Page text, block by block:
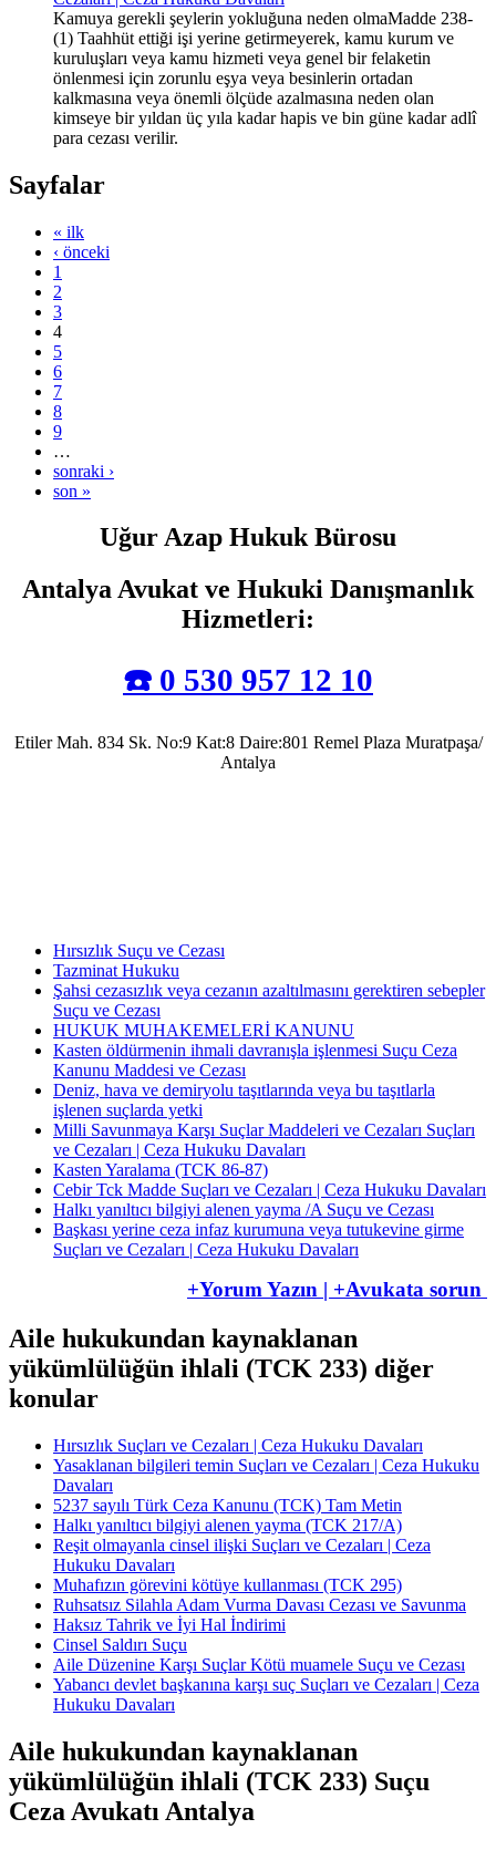
Kamuya gerekli şeylerin yokluğuna neden olmaMadde 238-
(1) Taahhüt ettiği işi yerine getirmeyerek, kamu kurum ve
kuruluşları veya kamu hizmeti veya genel bir felaketin
önlenmesi için zorunlu eşya veya besinlerin ortadan
kalkmasına veya önemli ölçüde azalmasına neden olan
kimseye bir yıldan üç yıla kadar hapis ve bin güne kadar adlî
para cezası verilir.
Sayfalar
« ilk
‹ önceki
1
2
3
4
5
6
7
8
9
…
sonraki ›
son »
Uğur Azap Hukuk Bürosu
Antalya Avukat ve Hukuki Danışmanlık
Hizmetleri:
☎️ 0 530 957 12 10
Etiler Mah. 834 Sk. No:9 Kat:8 Daire:801 Remel Plaza Muratpaşa/
Antalya
Hırsızlık Suçu ve Cezası
Tazminat Hukuku
Şahsi cezasızlık veya cezanın azaltılmasını gerektiren sebepler
Suçu ve Cezası
HUKUK MUHAKEMELERİ KANUNU
Kasten öldürmenin ihmali davranışla işlenmesi Suçu Ceza
Kanunu Maddesi ve Cezası
Deniz, hava ve demiryolu taşıtlarında veya bu taşıtlarla
işlenen suçlarda yetki
Milli Savunmaya Karşı Suçlar Maddeleri ve Cezaları Suçları
ve Cezaları | Ceza Hukuku Davaları
Kasten Yaralama (TCK 86-87)
Cebir Tck Madde Suçları ve Cezaları | Ceza Hukuku Davaları
Halkı yanıltıcı bilgiyi alenen yayma /A Suçu ve Cezası
Başkası yerine ceza infaz kurumuna veya tutukevine girme
Suçları ve Cezaları | Ceza Hukuku Davaları
+Yorum Yazın | +Avukata sorun
Aile hukukundan kaynaklanan
yükümlülüğün ihlali (TCK 233) diğer
konular
Hırsızlık Suçları ve Cezaları | Ceza Hukuku Davaları
Yasaklanan bilgileri temin Suçları ve Cezaları | Ceza Hukuku
Davaları
5237 sayılı Türk Ceza Kanunu (TCK) Tam Metin
Halkı yanıltıcı bilgiyi alenen yayma (TCK 217/A)
Reşit olmayanla cinsel ilişki Suçları ve Cezaları | Ceza
Hukuku Davaları
Muhafızın görevini kötüye kullanması (TCK 295)
Ruhsatsız Silahla Adam Vurma Davası Cezası ve Savunma
Haksız Tahrik ve İyi Hal İndirimi
Cinsel Saldırı Suçu
Aile Düzenine Karşı Suçlar Kötü muamele Suçu ve Cezası
Yabancı devlet başkanına karşı suç Suçları ve Cezaları | Ceza
Hukuku Davaları
Aile hukukundan kaynaklanan
yükümlülüğün ihlali (TCK 233) Suçu
Ceza Avukatı Antalya